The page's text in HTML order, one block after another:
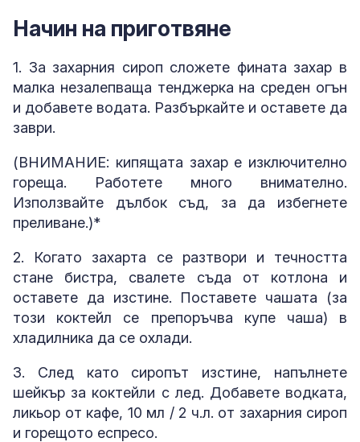
Начин на приготвяне
1. За захарния сироп сложете фината захар в
малка незалепваща тенджерка на среден огън
и добавете водата. Разбъркайте и оставете да
заври.
(ВНИМАНИЕ: кипящата захар е изключително
гореща. Работете много внимателно.
Използвайте дълбок съд, за да избегнете
преливане.)*
2. Когато захарта се разтвори и течността
стане бистра, свалете съда от котлона и
оставете да изстине. Поставете чашата (за
този коктейл се препоръчва купе чаша) в
хладилника да се охлади.
3. След като сиропът изстине, напълнете
шейкър за коктейли с лед. Добавете водката,
ликьор от кафе, 10 мл / 2 ч.л. от захарния сироп
и горещото еспресо.